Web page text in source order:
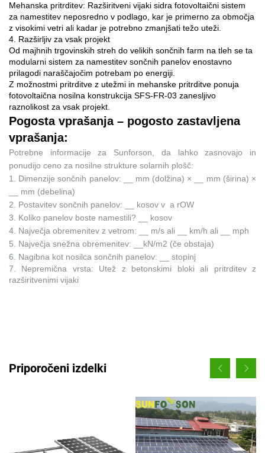
Mehanska pritrditev: Razširitveni vijaki sidra fotovoltaični sistem
za namestitev neposredno v podlago, kar je primerno za območja
z visokimi vetri ali kadar je potrebno zmanjšati težo uteži.
4. Razširljiv za vsak projekt
Od majhnih trgovinskih streh do velikih sončnih farm na tleh se ta
modularni sistem za namestitev sončnih panelov enostavno
prilagodi naraščajočim potrebam po energiji.
Z možnostmi pritrditve z utežmi in mehanske pritrditve ponuja
fotovoltaična nosilna konstrukcija SFS-FR-03 zanesljivo
raznolikost za vsak projekt.
Pogosta vprašanja – pogosto zastavljena
vprašanja:
Potrebne informacije za Sunforson, da lahko zasnovajo in
ponudijo ceno za nosilne strukture solarnih plošč:
1. Dimenzije sončnih panelov: __ mm (dolžina) × __ mm (širina) ×
__ mm (debelina)
2. Postavitev sončnih panelov: __ kosov v a rOW
3. Koliko panelov boste namestili? __ kosov
4. Največja obremenitev z vetrom: __ m/s ali __ km/h ali __ mph
5. Največja snežna obremenitev: __kN/m2 (če obstaja)
6. Nagibna kot nosilca sončnih panelov: __ stopinj
7. Nepremična vrsta: Utež z betonskimi bloki ali pritrditev z
razširitvenimi vijaki
Priporočeni izdelki